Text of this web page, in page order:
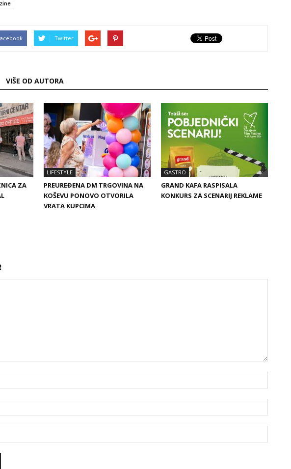
Twitter
VIŠE OD AUTORA
ZA
LIFESTYLE
PREUREĐENA DM TRGOVINA NA
KOŠEVU PONOVO OTVORILA
VRATA KUPCIMA
GASTRO
GRAND KAFA RASPISALA
KONKURS ZA SCENARIJ REKLAME